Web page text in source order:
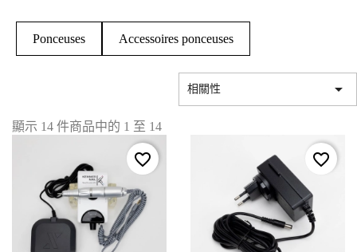
Ponceuses Accessoires ponceuses
相關性 
顯示 14 件商品中的 1 至 14
favorite_border favorite_border